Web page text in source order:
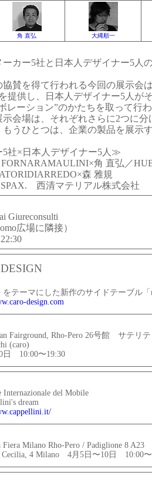
角 直弘 大縄順一
カー5社と日本人デザイナー5人
協賛を得て行われる今回の展示会
提供し、日本人デザイナー5人が
レーション”のかたちを取って行
会場は、それぞれさらに2つに
うひとつは、企業の製品を展示
社×日本人デザイナー5人≫
角 直弘／
森 雅規
西清マテリアル株式会社
Giureconsulti
広場に隣接）
をテーマにした新作のサイドテーブル
design.com
Fairground, Rho-Pero 26号館 サテ
(caro)
日 10:00〜19:30
Internazionale del Mobile
dream
Fiera Milano Rho-Pero / Padiglione 8
Cecilia, 4 Milano 4月5日〜10日 10:00〜